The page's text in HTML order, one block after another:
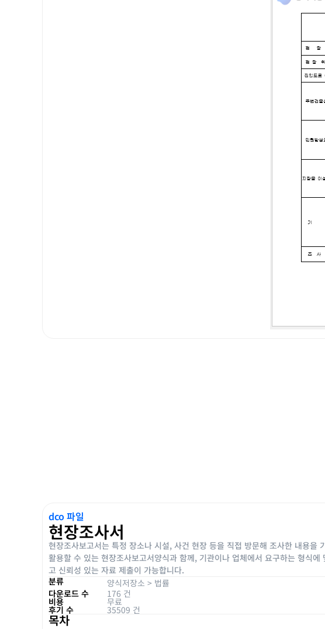
dco 파일
현장조사서
현장조사보고서는 특정 장소나 시설, 사건 현장 등을 직접 방문해 조사한 내용
활용할 수 있는 현장조사보고서양식과 함께, 기관이나 업체에서 요구하는 형식
고 신뢰성 있는 자료 제출이 가능합니다.
분류
양식저장소 > 법률
다운로드 수
176 건
비용 무료
후기 수 35509 건
목차